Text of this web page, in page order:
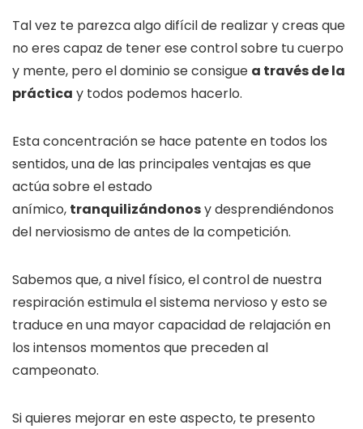
Tal vez te parezca algo difícil de realizar y creas que
no eres capaz de tener ese control sobre tu cuerpo
y mente, pero el dominio se consigue a través de la
práctica y todos podemos hacerlo.
Esta concentración se hace patente en todos los
sentidos, una de las principales ventajas es que
actúa sobre el estado
anímico, tranquilizándonosy desprendiéndonos
del nerviosismo de antes de la competición.
Sabemos que, a nivel físico, el control de nuestra
respiración estimula el sistema nervioso y esto se
traduce en una mayor capacidad de relajación en
los intensos momentos que preceden al
campeonato.
Si quieres mejorar en este aspecto, te presento